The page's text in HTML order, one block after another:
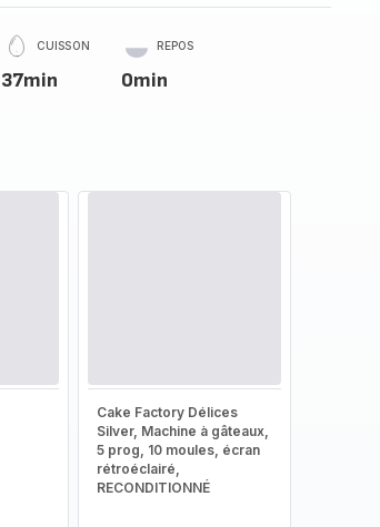
CUISSON
37min
REPOS
0min
Cake Factory Délices
Silver, Machine à gâteaux,
5 prog, 10 moules, écran
rétroéclairé,
RECONDITIONNÉ